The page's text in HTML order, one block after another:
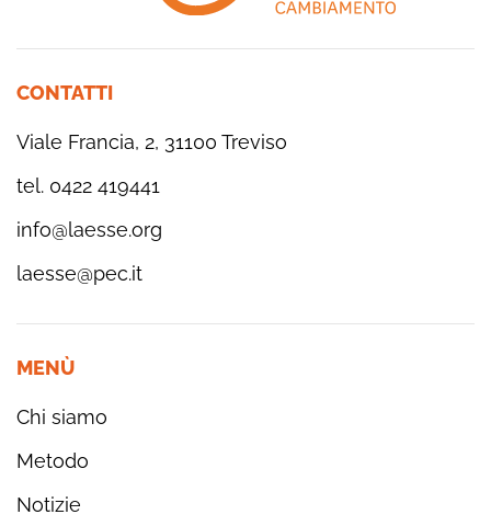
CONTATTI
Viale Francia, 2, 31100 Treviso
tel. 0422 419441
info@laesse.org
laesse@pec.it
MENÙ
Chi siamo
Metodo
Notizie